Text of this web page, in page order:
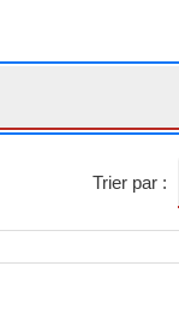
Trier par :